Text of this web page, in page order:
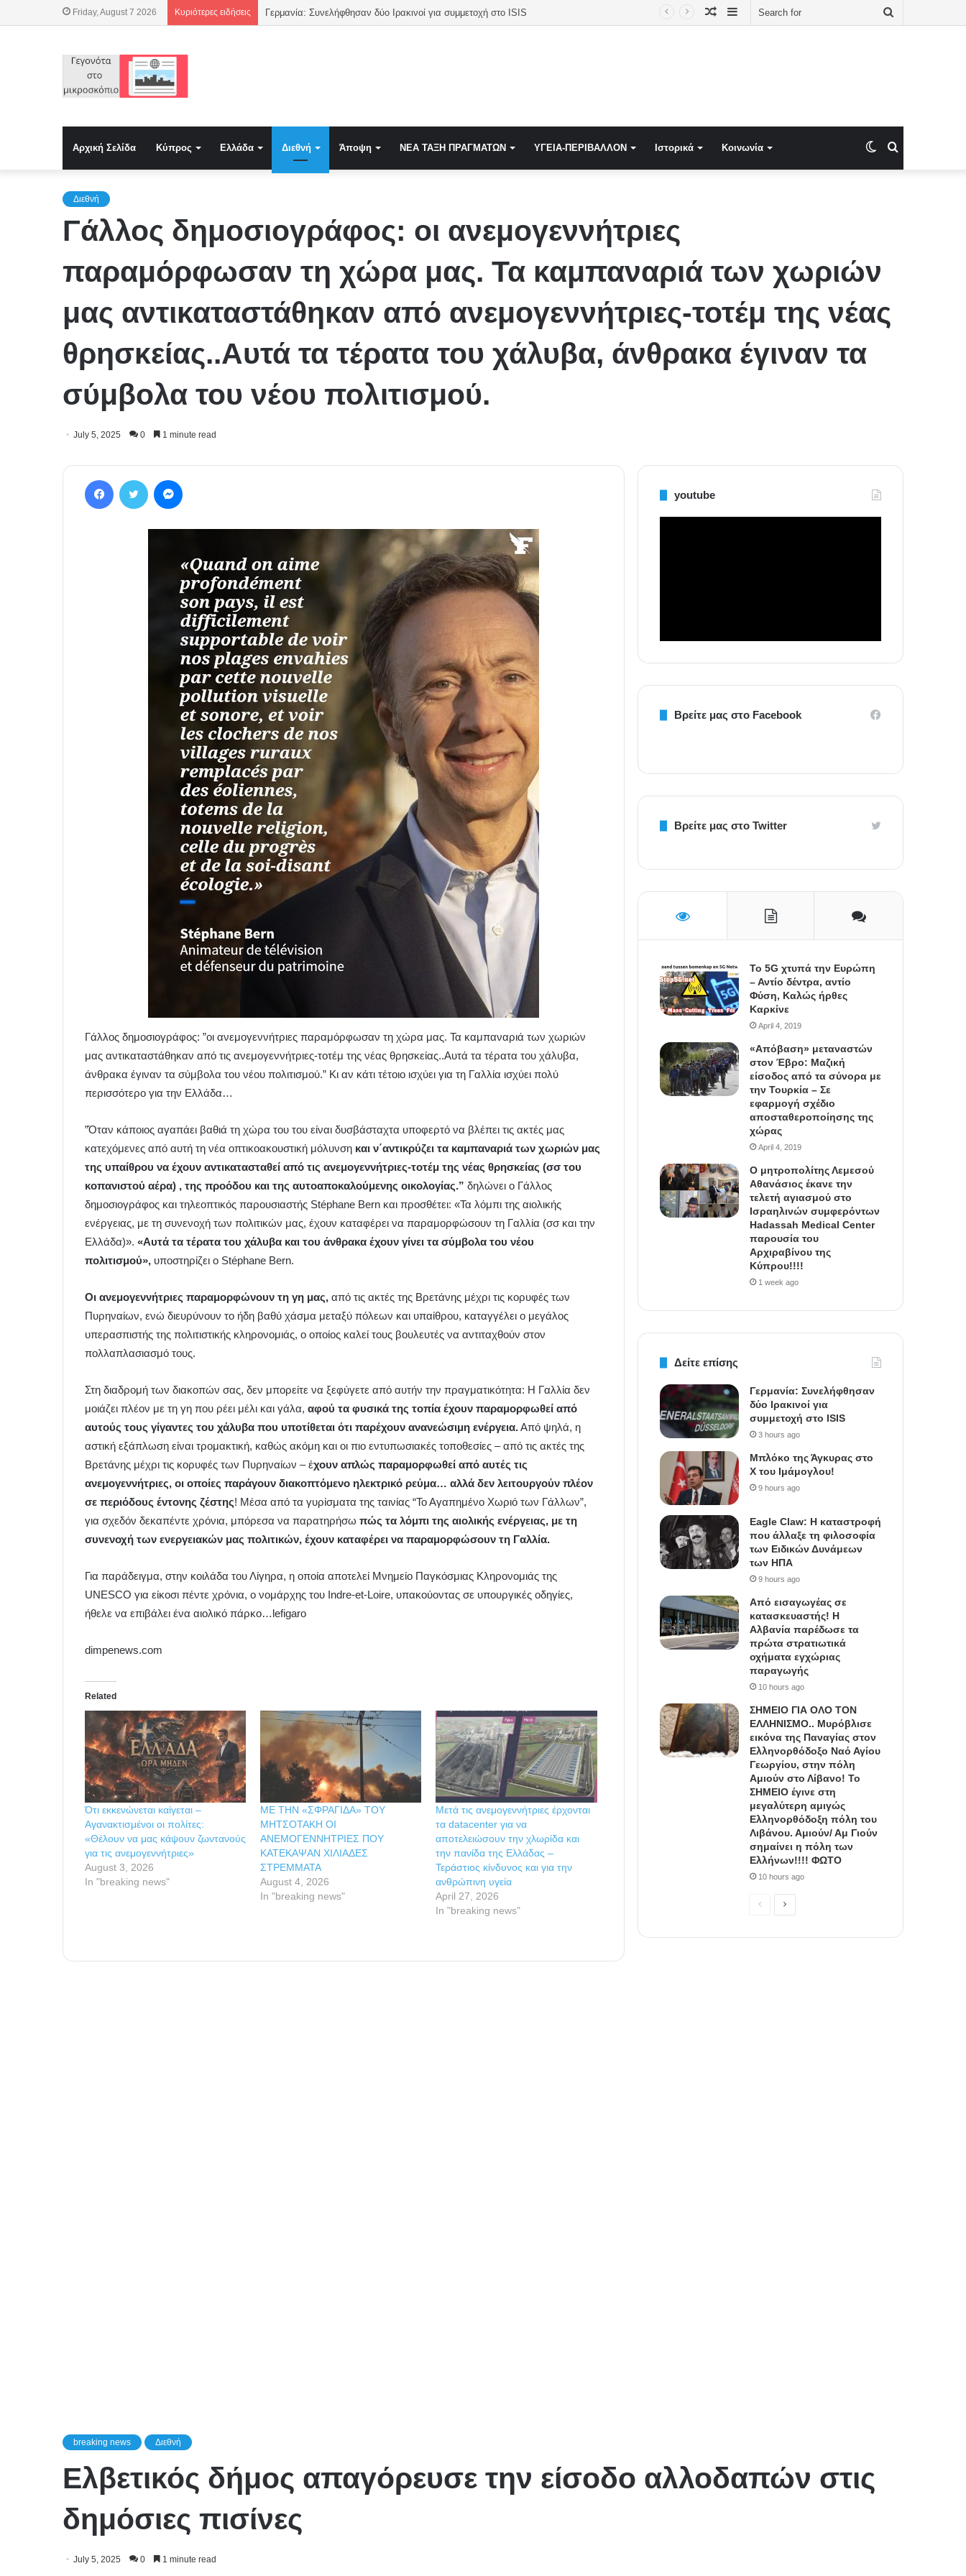
Friday, August 7 2026 Κυριότερες ειδήσεις Γερμανία: Συνελήφθησαν δύο Ιρακινοί για συμμετοχή στο ISIS Sidebar
Random
Αρχική Σελίδα Κύπρος Ελλάδα Διεθνή Άποψη NEA TAΞΗ ΠΡΑΓΜΑΤΩΝ ΥΓΕΙΑ-ΠΕΡΙΒΑΛΛΟΝ Ιστορικά Κοινωνία Switch
Διεθνή
Γάλλος δημοσιογράφος: οι ανεμογεννήτριες
παραμόρφωσαν τη χώρα μας. Τα καμπαναριά των χωριών
μας αντικαταστάθηκαν από ανεμογεννήτριες-τοτέμ της νέας
θρησκείας..Αυτά τα τέρατα του χάλυβα, άνθρακα έγιναν τα
σύμβολα του νέου πολιτισμού.
July 5, 2025 0 1 minute read
Γάλλος δημοσιογράφος: ”οι ανεμογεννήτριες παραμόρφωσαν τη χώρα μας. Τα καμπαναριά των χωριών
μας αντικαταστάθηκαν από τις ανεμογεννήτριες-τοτέμ της νέας θρησκείας..Αυτά τα τέρατα του χάλυβα,
άνθρακα έγιναν τα σύμβολα του νέου πολιτισμού.” Κι αν κάτι τέτοιο ισχύει για τη Γαλλία ισχύει πολύ
περισσότερο για την Ελλάδα…
”Όταν κάποιος αγαπάει βαθιά τη χώρα του του είναι δυσβάσταχτα υποφερτό να βλέπει τις ακτές μας
κατεχόμενες από αυτή τη νέα οπτικοακουστική μόλυνση και ν΄αντικρύζει τα καμπαναριά των χωριών μας
της υπαίθρου να έχουν αντικατασταθεί από τις ανεμογεννήτριες-τοτέμ της νέας θρησκείας (σσ του
κοπανιστού αέρα) , της προόδου και της αυτοαποκαλούμενης οικολογίας.” δηλώνει ο Γάλλος
δημοσιογράφος και τηλεοπτικός παρουσιαστής Stéphane Bern και προσθέτει: «Τα λόμπι της αιολικής
ενέργειας, με τη συνενοχή των πολιτικών μας, έχουν καταφέρει να παραμορφώσουν τη Γαλλία (σσ και την
Ελλάδα)». «Αυτά τα τέρατα του χάλυβα και του άνθρακα έχουν γίνει τα σύμβολα του νέου
πολιτισμού», υποστηρίζει ο Stéphane Bern.
Οι ανεμογεννήτριες παραμορφώνουν τη γη μας, από τις ακτές της Βρετάνης μέχρι τις κορυφές των
Πυρηναίων, ενώ διευρύνουν το ήδη βαθύ χάσμα μεταξύ πόλεων και υπαίθρου, καταγγέλει ο μεγάλος
υπερασπιστής της πολιτιστικής κληρονομιάς, ο οποίος καλεί τους βουλευτές να αντιταχθούν στον
πολλαπλασιασμό τους.
Στη διαδρομή των διακοπών σας, δεν μπορείτε να ξεφύγετε από αυτήν την πραγματικότητα: Η Γαλλία δεν
μοιάζει πλέον με τη γη που ρέει μέλι και γάλα, αφού τα φυσικά της τοπία έχουν παραμορφωθεί από
αυτούς τους γίγαντες του χάλυβα που υποτίθεται ότι παρέχουν ανανεώσιμη ενέργεια.Από ψηλά, η
αστική εξάπλωση είναι τρομακτική, καθώς ακόμη και οι πιο εντυπωσιακές τοποθεσίες – από τις ακτές της
Βρετάνης μέχρι τις κορυφές των Πυρηναίων – έχουν απλώς παραμορφωθεί από αυτές τις
ανεμογεννήτριες, οι οποίες παράγουν διακοπτόμενο ηλεκτρικό ρεύμα… αλλά δεν λειτουργούν πλέον
σε περιόδους έντονης ζέστης! Μέσα από τα γυρίσματα της ταινίας “Το Αγαπημένο Χωριό των Γάλλων”,
για σχεδόν δεκαπέντε χρόνια, μπόρεσα να παρατηρήσω πώς τα λόμπι της αιολικής ενέργειας, με τη
συνενοχή των ενεργειακών μας πολιτικών, έχουν καταφέρει να παραμορφώσουν τη Γαλλία.
Για παράδειγμα, στην κοιλάδα του Λίγηρα, η οποία αποτελεί Μνημείο Παγκόσμιας Κληρονομιάς της
UNESCO για είκοσι πέντε χρόνια, ο νομάρχης του Indre-et-Loire, υπακούοντας σε υπουργικές οδηγίες,
ήθελε να επιβάλει ένα αιολικό πάρκο…lefigaro
dimpenews.com
Related
Ότι εκκενώνεται καίγεται –
Αγανακτισμένοι οι πολίτες:
«Θέλουν να μας κάψουν ζωντανούς
για τις ανεμογεννήτριες»
August 3, 2026
In "breaking news"
ΜΕ ΤΗΝ «ΣΦΡΑΓΙΔΑ» ΤΟΥ
ΜΗΤΣΟΤΑΚΗ ΟΙ
ΑΝΕΜΟΓΕΝΝΗΤΡΙΕΣ ΠΟΥ
ΚΑΤΕΚΑΨΑΝ ΧΙΛΙΑΔΕΣ
ΣΤΡΕΜΜΑΤΑ
August 4, 2026
In "breaking news"
Μετά τις ανεμογεννήτριες έρχονται
τα datacenter για να
αποτελειώσουν την χλωρίδα και
την πανίδα της Ελλάδας –
Τεράστιος κίνδυνος και για την
ανθρώπινη υγεία
April 27, 2026
In "breaking news"
youtube
Βρείτε μας στο Facebook
Βρείτε μας στο Twitter
To 5G χτυπά την Ευρώπη
– Αντίο δέντρα, αντίο
Φύση, Καλώς ήρθες
Καρκίνε
April 4, 2019
«Απόβαση» μεταναστών
στον Έβρο: Μαζική
είσοδος από τα σύνορα με
την Τουρκία – Σε
εφαρμογή σχέδιο
αποσταθεροποίησης της
χώρας
April 4, 2019
Ο μητροπολίτης Λεμεσού
Αθανάσιος έκανε την
τελετή αγιασμού στο
Ισραηλινών συμφερόντων
Hadassah Medical Center
παρουσία του
Αρχιραβίνου της
Κύπρου!!!!
1 week ago
Δείτε επίσης
Γερμανία: Συνελήφθησαν
δύο Ιρακινοί για
συμμετοχή στο ISIS
3 hours ago
Μπλόκο της Άγκυρας στο
X του Ιμάμογλου!
9 hours ago
Eagle Claw: Η καταστροφή
που άλλαξε τη φιλοσοφία
των Ειδικών Δυνάμεων
των ΗΠΑ
9 hours ago
Από εισαγωγέας σε
κατασκευαστής! Η
Αλβανία παρέδωσε τα
πρώτα στρατιωτικά
οχήματα εγχώριας
παραγωγής
10 hours ago
ΣΗΜΕΙΟ ΓΙΑ ΟΛΟ ΤΟΝ
ΕΛΛΗΝΙΣΜΟ.. Μυρόβλισε
εικόνα της Παναγίας στον
Ελληνορθόδοξο Ναό Αγίου
Γεωργίου, στην πόλη
Αμιούν στο Λίβανο! Το
ΣΗΜΕΙΟ έγινε στη
μεγαλύτερη αμιγώς
Ελληνορθόδοξη πόλη του
Λιβάνου. Αμιούν/ Αμ Γιούν
σημαίνει η πόλη των
Ελλήνων!!!! ΦΩΤΟ
10 hours ago